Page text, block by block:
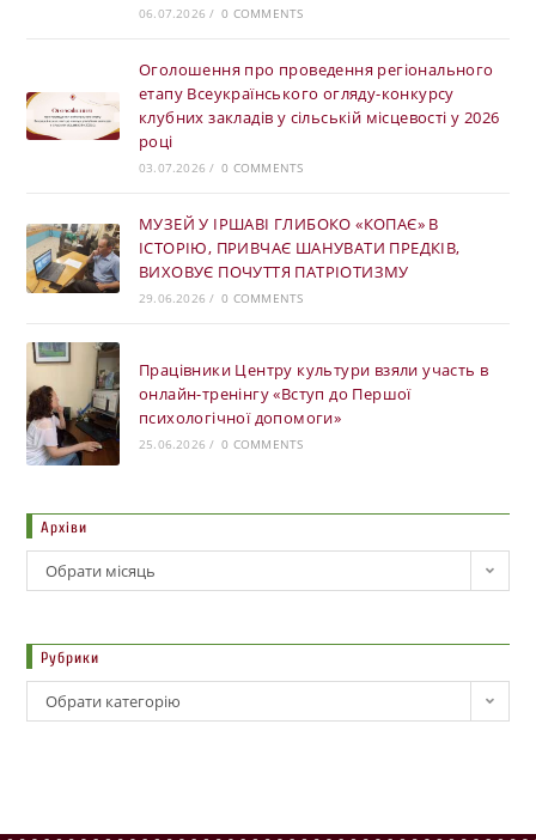
06.07.2026 / 0 COMMENTS
Оголошення про проведення регіонального
етапу Всеукраїнського огляду-конкурсу
клубних закладів у сільській місцевості у 2026
році
03.07.2026 / 0 COMMENTS
МУЗЕЙ У ІРШАВІ ГЛИБОКО «КОПАЄ» В
ІСТОРІЮ, ПРИВЧАЄ ШАНУВАТИ ПРЕДКІВ,
ВИХОВУЄ ПОЧУТТЯ ПАТРІОТИЗМУ
29.06.2026 / 0 COMMENTS
Працівники Центру культури взяли участь в
онлайн-тренінгу «Вступ до Першої
психологічної допомоги»
25.06.2026 / 0 COMMENTS
Архіви
Обрати місяць
Рубрики
Обрати категорію